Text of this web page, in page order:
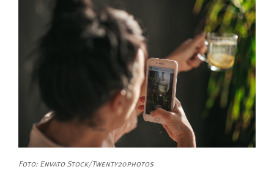
Foto: Envato Stock/Twenty20photos